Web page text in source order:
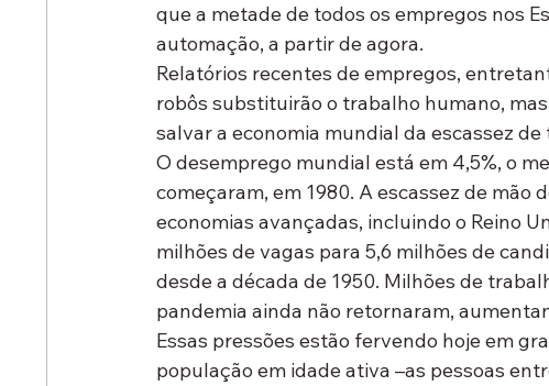
que a metade de todos os empregos nos
automação, a partir de agora.
Relatórios recentes de empregos,
robôs substituirão o trabalho humano,
salvar a economia mundial da escassez
O desemprego mundial está em 4,5%, o
começaram, em 1980. A escassez de mão
economias avançadas, incluindo o Reino
milhões de vagas para 5,6 milhões de
desde a década de 1950. Milhões de
pandemia ainda não retornaram,
Essas pressões estão fervendo hoje em
população em idade ativa –as pessoas